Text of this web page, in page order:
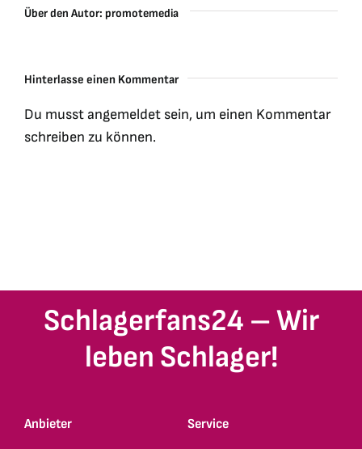
Über den Autor: promotemedia
Hinterlasse einen Kommentar
Du musstangemeldet sein, um einen Kommentar
schreiben zu können.
Schlagerfans24 – Wir
leben Schlager!
Anbieter Service